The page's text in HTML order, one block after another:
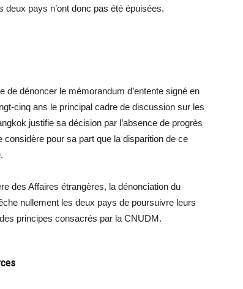
pays n’ont donc pas été épuisées.
de dénoncer le mémorandum d’entente signé en
cinq ans le principal cadre de discussion sur les
justifie sa décision par l’absence de progrès
pour sa part que la disparition de ce
des Affaires étrangères, la dénonciation du
nullement les deux pays de poursuivre leurs
principes consacrés par la CNUDM.